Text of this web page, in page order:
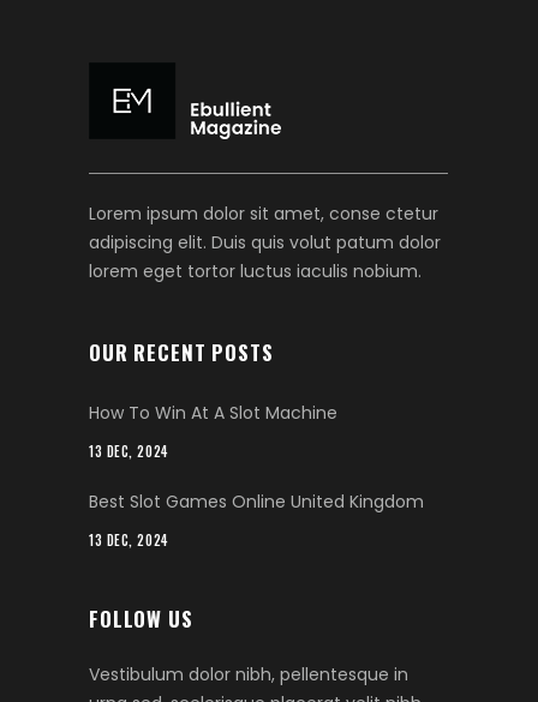
Lorem ipsum dolor sit amet, conse ctetur
adipiscing elit. Duis quis volut patum dolor
lorem eget tortor luctus iaculis nobium.
OUR RECENT POSTS
How To Win At A Slot Machine
13 DEC, 2024
Best Slot Games Online United Kingdom
13 DEC, 2024
FOLLOW US
Vestibulum dolor nibh, pellentesque in